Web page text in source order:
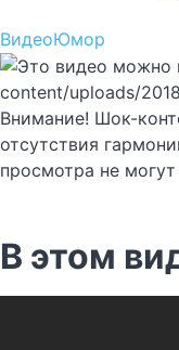
ВидеоЮмор
content/uploads/
Внимание! Шок-
отсутствия
просмотра не
В этом